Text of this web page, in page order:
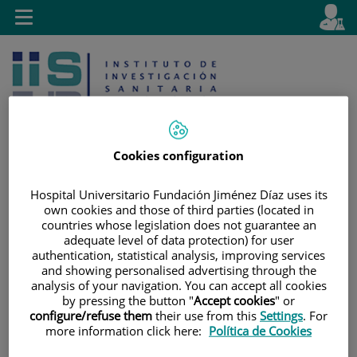
Jump to content
Language
Active
en
Search
Toggle
navigation
Cookies configuration
Hospital Universitario Fundación Jiménez Díaz uses its
own cookies and those of third parties (located in
countries whose legislation does not guarantee an
adequate level of data protection) for user
authentication, statistical analysis, improving services
and showing personalised advertising through the
analysis of your navigation. You can accept all cookies
by pressing the button "Accept cookies" or
configure/refuse them their use from this Settings. For
more information click here: Política de Cookies